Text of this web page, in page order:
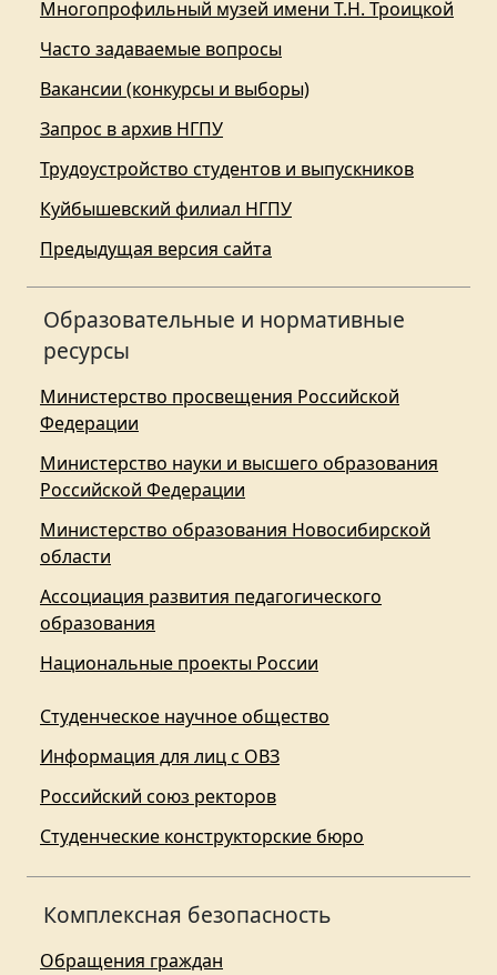
Многопрофильный музей имени Т.Н. Троицкой
Часто задаваемые вопросы
Вакансии (конкурсы и выборы)
Запрос в архив НГПУ
Трудоустройство студентов и выпускников
Куйбышевский филиал НГПУ
Предыдущая версия сайта
Образовательные и нормативные
ресурсы
Министерство просвещения Российской
Федерации
Министерство науки и высшего образования
Российской Федерации
Министерство образования Новосибирской
области
Ассоциация развития педагогического
образования
Национальные проекты России
Студенческое научное общество
Информация для лиц с ОВЗ
Российский союз ректоров
Студенческие конструкторские бюро
Комплексная безопасность
Обращения граждан